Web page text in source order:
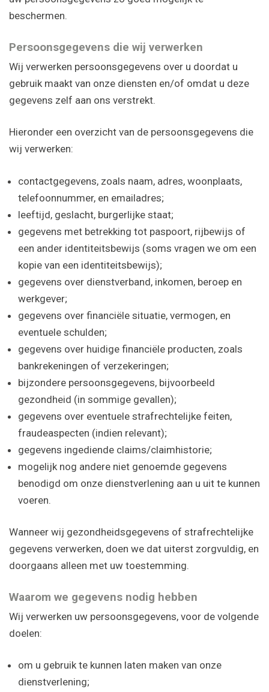
beschermen.
Persoonsgegevens die wij verwerken
Wij verwerken persoonsgegevens over u doordat u
gebruik maakt van onze diensten en/of omdat u deze
gegevens zelf aan ons verstrekt.
Hieronder een overzicht van de persoonsgegevens die
wij verwerken:
contactgegevens, zoals naam, adres, woonplaats,
telefoonnummer, en emailadres;
leeftijd, geslacht, burgerlijke staat;
gegevens met betrekking tot paspoort, rijbewijs of
een ander identiteitsbewijs (soms vragen we om een
kopie van een identiteitsbewijs);
gegevens over dienstverband, inkomen, beroep en
werkgever;
gegevens over financiële situatie, vermogen, en
eventuele schulden;
gegevens over huidige financiële producten, zoals
bankrekeningen of verzekeringen;
bijzondere persoonsgegevens, bijvoorbeeld
gezondheid (in sommige gevallen);
gegevens over eventuele strafrechtelijke feiten,
fraudeaspecten (indien relevant);
gegevens ingediende claims/claimhistorie;
mogelijk nog andere niet genoemde gegevens
benodigd om onze dienstverlening aan u uit te kunnen
voeren.
Wanneer wij gezondheidsgegevens of strafrechtelijke
gegevens verwerken, doen we dat uiterst zorgvuldig, en
doorgaans alleen met uw toestemming.
Waarom we gegevens nodig hebben
Wij verwerken uw persoonsgegevens, voor de volgende
doelen:
om u gebruik te kunnen laten maken van onze
dienstverlening;